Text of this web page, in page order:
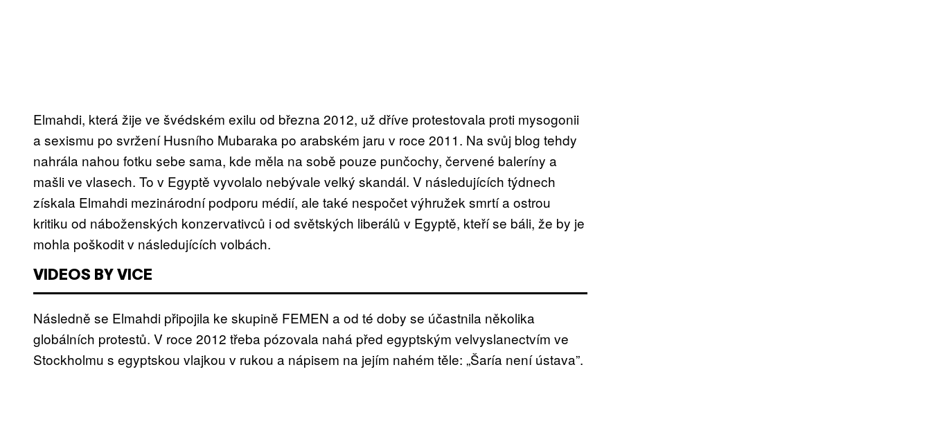
Elmahdi, která žije ve švédském exilu od března 2012, už dříve protestovala proti mysogonii
a sexismu po svržení Husního Mubaraka po arabském jaru v roce 2011. Na svůj blog tehdy
nahrála nahou fotku sebe sama, kde měla na sobě pouze punčochy, červené baleríny a
mašli ve vlasech. To v Egyptě vyvolalo nebývale velký skandál. V následujících týdnech
získala Elmahdi mezinárodní podporu médií, ale také nespočet výhružek smrtí a ostrou
kritiku od náboženských konzervativců i od světských liberálů v Egyptě, kteří se báli, že by je
mohla poškodit v následujících volbách.
VIDEOS BY VICE
Následně se Elmahdi připojila ke skupině FEMEN a od té doby se účastnila několika
globálních protestů. V roce 2012 třeba pózovala nahá před egyptským velvyslanectvím ve
Stockholmu s egyptskou vlajkou v rukou a nápisem na jejím nahém těle: „Šaría není ústava”.